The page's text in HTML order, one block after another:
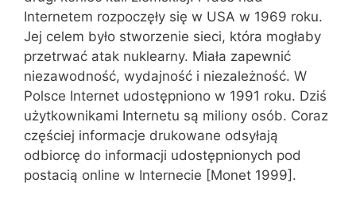
Internetem rozpoczęły się w USA w 1969 roku.
Jej celem było stworzenie sieci, która mogłaby
przetrwać atak nuklearny. Miała zapewnić
niezawodność, wydajność i niezależność. W
Polsce Internet udostępniono w 1991 roku. Dziś
użytkownikami Internetu są miliony osób. Coraz
częściej informacje drukowane odsyłają
odbiorcę do informacji udostępnionych pod
postacią online w Internecie [Monet 1999].